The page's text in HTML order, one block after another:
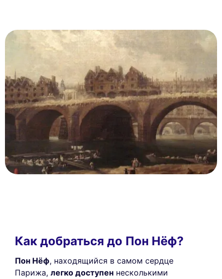
Как добраться до Пон Нёф?
Пон Нёф, находящийся в самом сердце
Парижа, легко доступен несколькими